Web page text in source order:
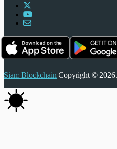
Siam Blockchain Copyright © 2026.